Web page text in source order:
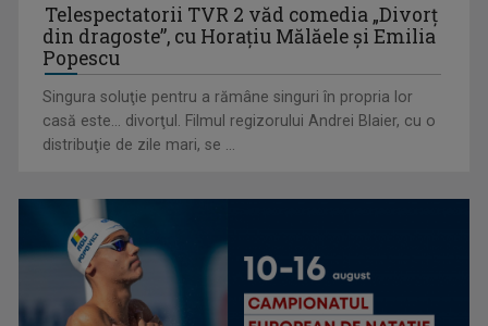
Cum ne-a îmbolnăvit telefonul și cum salvarea era mereu
Telespectatorii TVR 2 văd comedia „Divorţ
din dragoste”, cu Horaţiu Mălăele şi Emilia
Popescu
Singura soluţie pentru a rămâne singuri în propria lor
casă este... divorţul. Filmul regizorului Andrei Blaier, cu o
distribuţie de zile mari, se ...